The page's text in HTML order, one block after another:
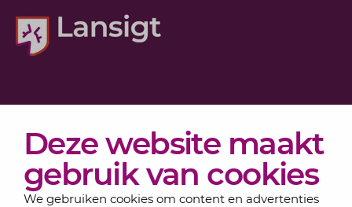
Deze website maakt
gebruik van cookies
We gebruiken cookies om content en advertenties
Actueel
Over Lansigt
Contact